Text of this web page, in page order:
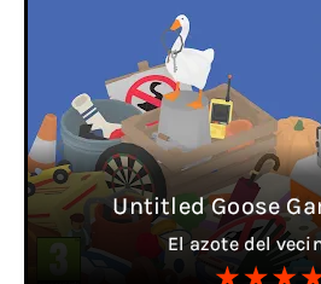
Untitled Goose
El azote del